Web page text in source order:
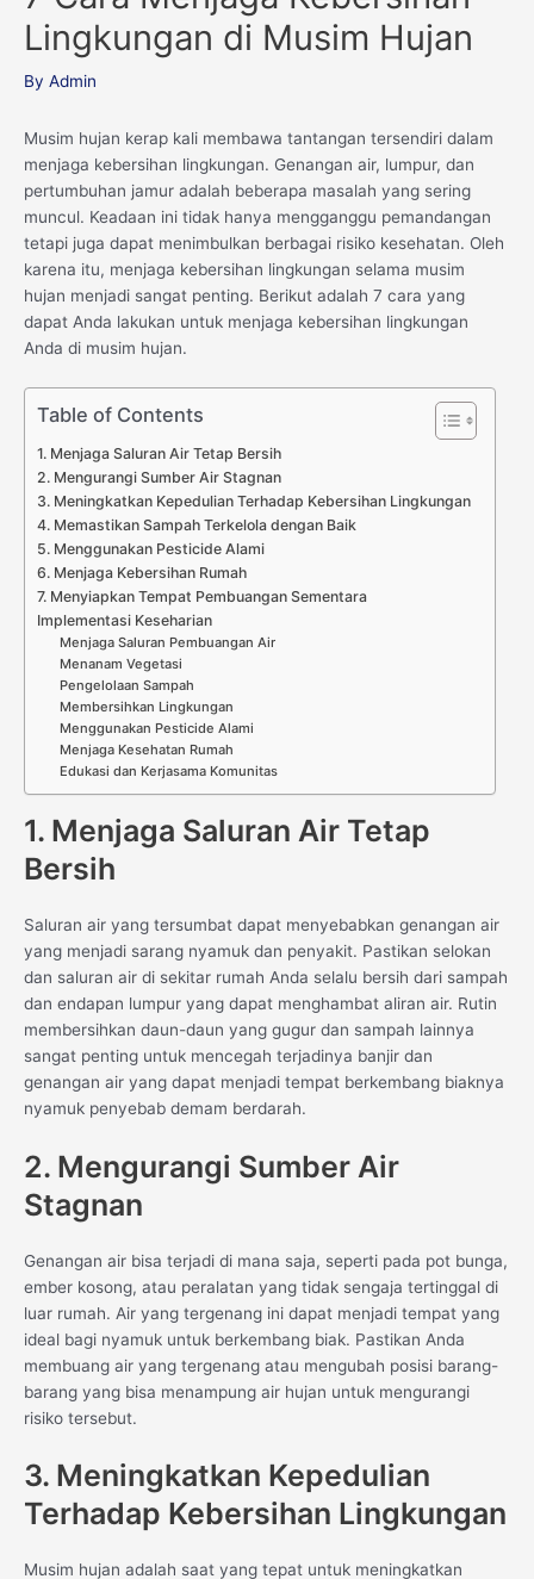
Lingkungan di Musim Hujan
By Admin
Musim hujan kerap kali membawa tantangan tersendiri dalam
menjaga kebersihan lingkungan. Genangan air, lumpur, dan
pertumbuhan jamur adalah beberapa masalah yang sering
muncul. Keadaan ini tidak hanya mengganggu pemandangan
tetapi juga dapat menimbulkan berbagai risiko kesehatan. Oleh
karena itu, menjaga kebersihan lingkungan selama musim
hujan menjadi sangat penting. Berikut adalah 7 cara yang
dapat Anda lakukan untuk menjaga kebersihan lingkungan
Anda di musim hujan.
Table of Contents
1. Menjaga Saluran Air Tetap Bersih
2. Mengurangi Sumber Air Stagnan
3. Meningkatkan Kepedulian Terhadap Kebersihan Lingkungan
4. Memastikan Sampah Terkelola dengan Baik
5. Menggunakan Pesticide Alami
6. Menjaga Kebersihan Rumah
7. Menyiapkan Tempat Pembuangan Sementara
Implementasi Keseharian
Menjaga Saluran Pembuangan Air
Menanam Vegetasi
Pengelolaan Sampah
Membersihkan Lingkungan
Menggunakan Pesticide Alami
Menjaga Kesehatan Rumah
Edukasi dan Kerjasama Komunitas
1. Menjaga Saluran Air Tetap
Bersih
Saluran air yang tersumbat dapat menyebabkan genangan air
yang menjadi sarang nyamuk dan penyakit. Pastikan selokan
dan saluran air di sekitar rumah Anda selalu bersih dari sampah
dan endapan lumpur yang dapat menghambat aliran air. Rutin
membersihkan daun-daun yang gugur dan sampah lainnya
sangat penting untuk mencegah terjadinya banjir dan
genangan air yang dapat menjadi tempat berkembang biaknya
nyamuk penyebab demam berdarah.
2. Mengurangi Sumber Air
Stagnan
Genangan air bisa terjadi di mana saja, seperti pada pot bunga,
ember kosong, atau peralatan yang tidak sengaja tertinggal di
luar rumah. Air yang tergenang ini dapat menjadi tempat yang
ideal bagi nyamuk untuk berkembang biak. Pastikan Anda
membuang air yang tergenang atau mengubah posisi barang-
barang yang bisa menampung air hujan untuk mengurangi
risiko tersebut.
3. Meningkatkan Kepedulian
Terhadap Kebersihan Lingkungan
Musim hujan adalah saat yang tepat untuk meningkatkan